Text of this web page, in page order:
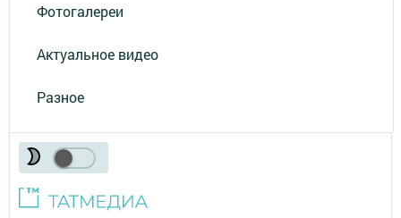
Фотогалереи
Актуальное видео
Разное